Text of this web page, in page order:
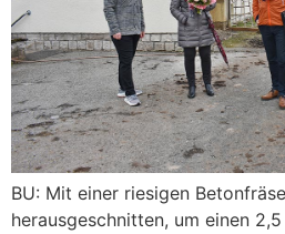
BU: Mit einer riesigen
herausgeschnitten, um einen